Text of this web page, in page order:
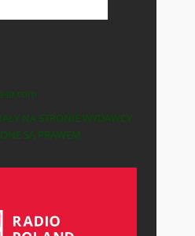
ie.com
NA STRONIE WYDAWCY
SĄ PRAWEM